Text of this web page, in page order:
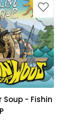
Soup - Fishin